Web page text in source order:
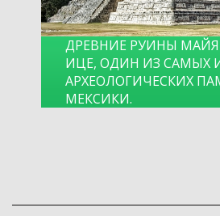
ДРЕВНИЕ РУИНЫ
ИЦЕ, ОДИН ИЗ САМЫХ
АРХЕОЛОГИЧЕСКИХ
МЕКСИКИ.